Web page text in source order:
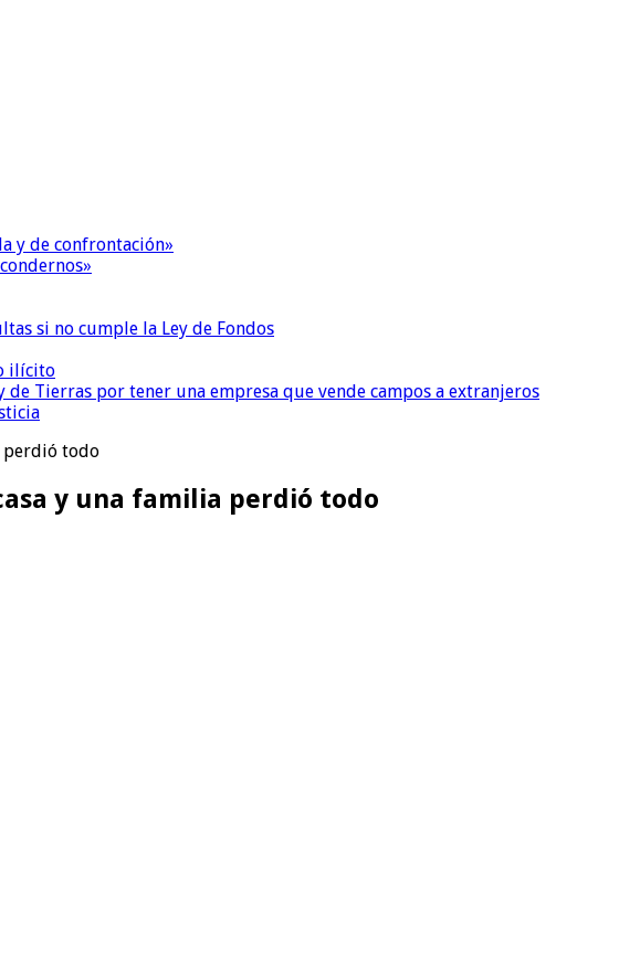
y de confrontación»
si no cumple la Ley de Fondos
ilícito
de Tierras por tener una empresa que vende campos a extranjeros
perdió todo
y una familia perdió todo